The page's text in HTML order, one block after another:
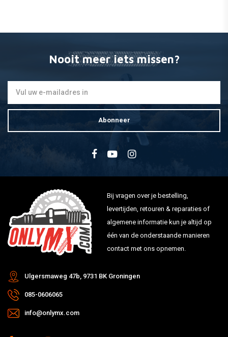
Nooit meer iets missen?
Abonneer
Bij vragen over je bestelling,
levertijden, retouren & reparaties of
algemene informatie kun je altijd op
één van de onderstaande manieren
contact met ons opnemen.
Ulgersmaweg 47b, 9731 BK Groningen
085-0606065
info@onlymx.com